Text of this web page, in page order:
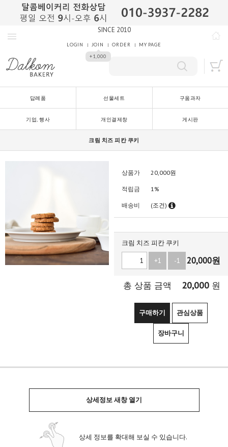
SINCE 2010
LOGIN JOIN
+1,000
ORDER MY PAGE
답례품 선물세트 구움과자
기업, 행사 개인결제창 게시판
크림 치즈 피칸 쿠키
상품가 20,000원
적립금 1%
배송비 (조건)
크림 치즈 피칸 쿠키
+1 -1 20,000원
총 상품 금액 20,000 원
구매하기 관심상품
장바구니
상세정보 새창 열기
상세 정보를 확대해 보실 수 있습니다.